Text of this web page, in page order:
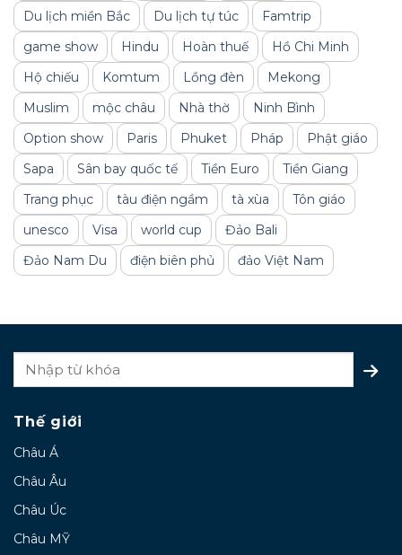
Du lịch miền Bắc
Du lịch tự túc
Famtrip
game show
Hindu Hoàn thuế
Hồ Chi Minh
Hộ chiếu
Komtum Lồng đèn
Mekong
Muslim
mộc châu Nhà thờ
Ninh Bình
Option show
Paris Phuket Pháp
Phật giáo
Sapa
Sân bay quốc tế Tiền Euro
Tiền Giang
Trang phục
tàu điện ngầm tà xùa
Tôn giáo
unesco
Visa world cup
Đảo Bali
Đảo Nam Du
điện biên phủ đảo Việt Nam
Thế giới
Châu Á
Châu Âu
Châu Úc
Châu MỸ